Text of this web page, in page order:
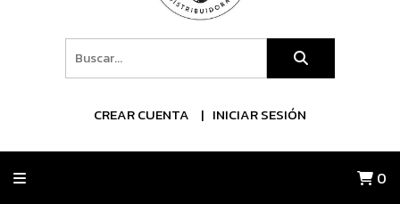
CREAR CUENTA INICIAR SESIÓN
0